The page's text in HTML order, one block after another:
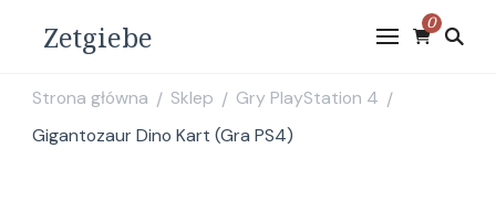
Zetgiebe 0
Strona główna / Sklep / Gry PlayStation 4 /
Gigantozaur Dino Kart (Gra PS4)